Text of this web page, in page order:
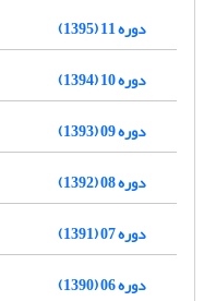
دوره 11 (1395)
دوره 10 (1394)
دوره 09 (1393)
دوره 08 (1392)
دوره 07 (1391)
دوره 06 (1390)